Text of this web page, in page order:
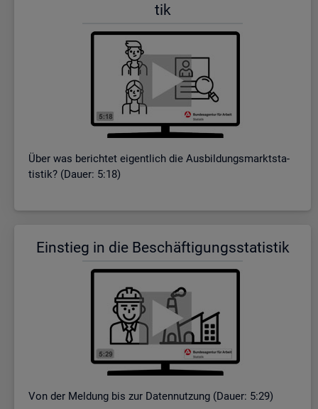
tik
Über was be­rich­tet ei­gent­lich die Aus­bil­dungs­markt­sta­
tis­tik? (Dauer: 5:18)
Ein­stieg in die Be­schäf­ti­gungs­sta­tis­tik
Von der Mel­dung bis zur Da­ten­nut­zung (Dauer: 5:29)